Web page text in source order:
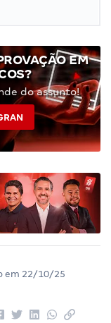
EM
do assunto!
em 22/10/25